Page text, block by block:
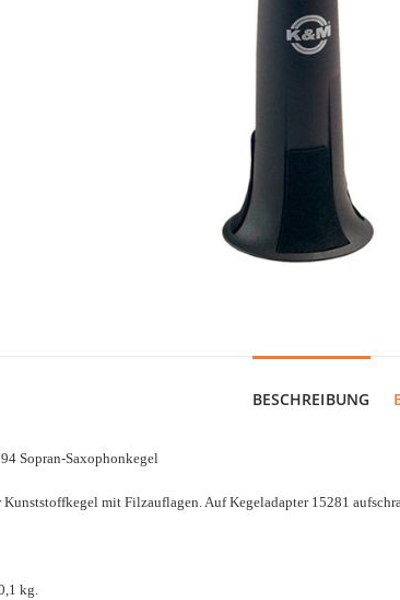
BESCHREIBUNG
Sopran-Saxophonkegel
Kunststoffkegel mit Filzauflagen. Auf Kegeladapter 15281
kg.